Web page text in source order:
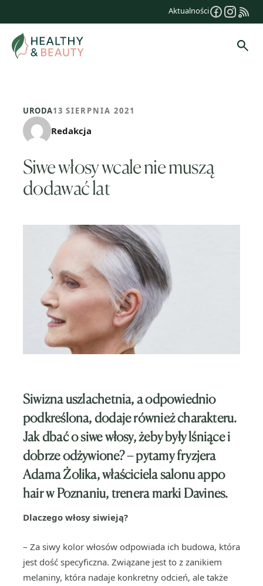
treści
Aktualności
URODA13 SIERPNIA 2021
Redakcja
Siwe włosy wcale nie muszą
dodawać lat
Siwizna uszlachetnia, a odpowiednio
podkreślona, dodaje również charakteru.
Jak dbać o siwe włosy, żeby były lśniące i
dobrze odżywione? – pytamy fryzjera
Adama Żolika, właściciela salonu appo
hair w Poznaniu, trenera marki Davines.
Dlaczego włosy siwieją?
– Za siwy kolor włosów odpowiada ich budowa, która
jest dość specyficzna. Związane jest to z zanikiem
melaniny, która nadaje konkretny odcień, ale także